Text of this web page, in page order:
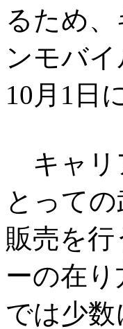
るため
ンモバ
10月1日
キャリ
とって
販売を
ーの在
では少